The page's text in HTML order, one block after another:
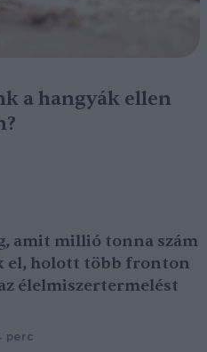
a hangyák ellen
amit millió tonna szám
el, holott több fronton
élelmiszertermelést
perc